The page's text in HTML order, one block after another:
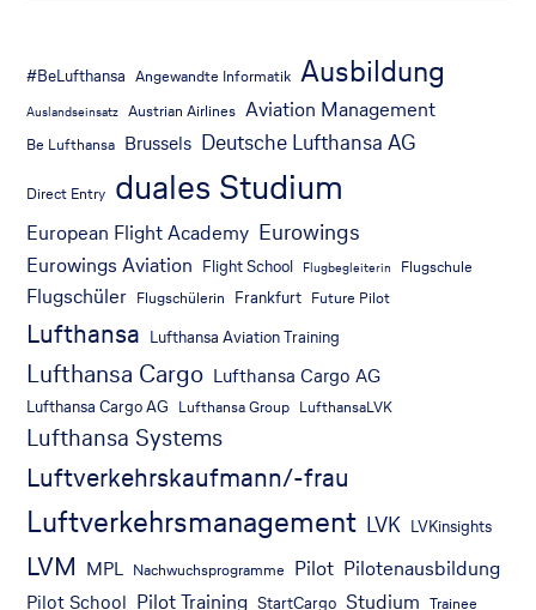
#BeLufthansa Angewandte Informatik Ausbildung
Auslandseinsatz Austrian Airlines Aviation Management
Be Lufthansa Brussels Deutsche Lufthansa AG
Direct Entry duales Studium
European Flight Academy Eurowings
Eurowings Aviation Flight School Flugbegleiterin Flugschule
Flugschüler Flugschülerin Frankfurt Future Pilot
Lufthansa Lufthansa Aviation Training
Lufthansa Cargo Lufthansa Cargo AG
Lufthansa Cargo AG Lufthansa Group LufthansaLVK
Lufthansa Systems
Luftverkehrskaufmann/-frau
Luftverkehrsmanagement LVK LVKinsights
LVM MPL Nachwuchsprogramme Pilot Pilotenausbildung
Pilot School Pilot Training StartCargo Studium Trainee